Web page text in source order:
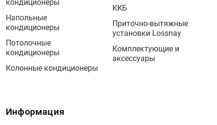
кондиционеры
Напольные
кондиционеры
Потолочные
кондиционеры
Колонные кондиционеры
ККБ
Приточно-вытяжные
установки Lossnay
Комплектующие и
аксессуары
Информация